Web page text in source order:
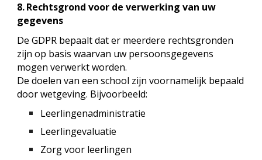
8.Rechtsgrond voor de verwerking van uw
gegevens
De GDPR bepaalt dat er meerdere rechtsgronden
zijn op basis waarvan uw persoonsgegevens
mogen verwerkt worden.
De doelen van een school zijn voornamelijk bepaald
doorwetgeving. Bijvoorbeeld:
Leerlingenadministratie
Leerlingevaluatie
Zorg voor leerlingen